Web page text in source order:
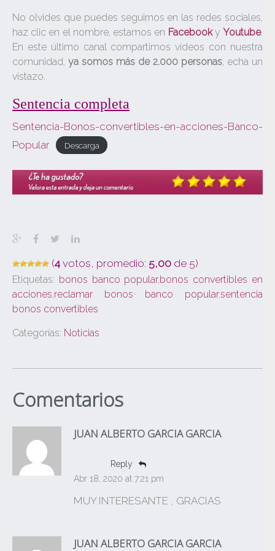
No olvides que puedes seguirnos en las redes sociales,
haz clic en el nombre, estamos en FacebookyYoutube.
En este último canal compartimos vídeos con nuestra
comunidad, ya somos más de 2.000 personas , echa un
vistazo.
Sentencia completa
Sentencia-Bonos-convertibles-en-acciones-Banco-
Popular
Descarga
(4 votos, promedio: 5,00 de 5)
Etiquetas: bonos banco popular,bonos convertibles en
acciones reclamar bonos banco popular,sentencia
bonos convertibles
Categorías: Noticias
Comentarios
JUAN ALBERTO GARCIA GARCIA
Reply
Abr 18, 2020 at 7:21 pm
MUY INTERESANTE , GRACIAS
JUAN ALBERTO GARCIA GARCIA